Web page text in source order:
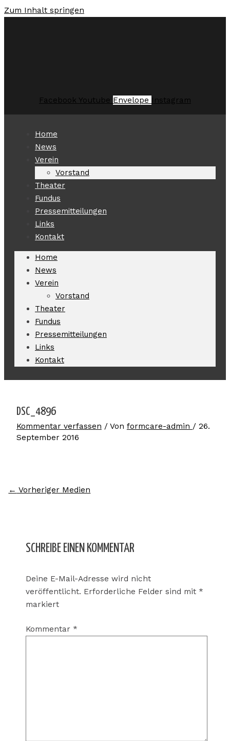
Zum Inhalt springen
Facebook Youtube Envelope Instagram
Home
News
Verein
Vorstand
Theater
Fundus
Pressemitteilungen
Links
Kontakt
Home
News
Verein
Vorstand
Theater
Fundus
Pressemitteilungen
Links
Kontakt
DSC_4896
Kommentar verfassen / Von formcare-admin / 26.
September 2016
← Vorheriger Medien
SCHREIBE EINEN KOMMENTAR
Deine E-Mail-Adresse wird nicht
veröffentlicht. Erforderliche Felder sind mit *
markiert
Kommentar *